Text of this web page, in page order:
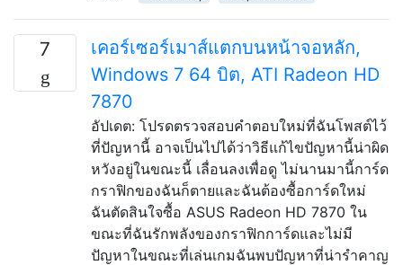
7
เคอร์เซอร์เมาส์แตกบนหน้าจอหลัก,
Windows 7 64 บิต, ATI Radeon HD
7870
อัปเดต: โปรดตรวจสอบคำตอบใหม่ที่ฉันโพสต์ไว้
ที่ปัญหานี้ อาจเป็นไปได้ว่าวิธีแก้ไขปัญหานี้น่าผิด
หวังอยู่ในขณะนี้ เลื่อนลงเพื่อดู ไม่นานมานี้การ์ด
กราฟิกของฉันก็ตายและฉันต้องซื้อการ์ดใหม่
ฉันตัดสินใจซื้อ ASUS Radeon HD 7870 ใน
ขณะที่ฉันรักพลังของกราฟิกการ์ดและไม่มี
ปัญหาในขณะที่เล่นเกมฉันพบปัญหาที่น่ารำคาญ